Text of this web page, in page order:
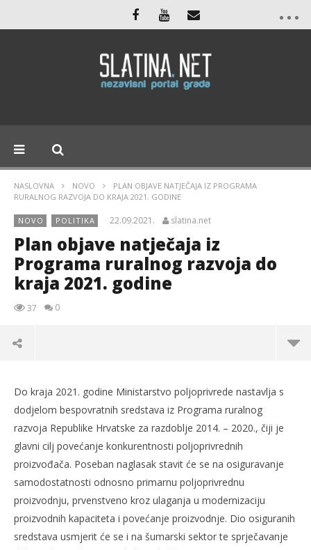
NASLOVNA NOVO
PLAN OBJAVE NATJEČAJA IZ PROGRAMA
RURALNOG RAZVOJA DO KRAJA 2021. GODINE
NOVO POLITIKA 22.09.2021. slatina.net
Plan objave natječaja iz
Programa ruralnog razvoja do
kraja 2021. godine
37 0
Do kraja 2021. godine Ministarstvo poljoprivrede nastavlja s
dodjelom bespovratnih sredstava iz Programa ruralnog
razvoja Republike Hrvatske za razdoblje 2014. – 2020., čiji je
glavni cilj povećanje konkurentnosti poljoprivrednih
proizvođača. Poseban naglasak stavit će se na osiguravanje
samodostatnosti odnosno primarnu poljoprivrednu
proizvodnju, prvenstveno kroz ulaganja u modernizaciju
proizvodnih kapaciteta i povećanje proizvodnje. Dio osiguranih
sredstava usmjerit će se i na šumarski sektor te sprječavanje